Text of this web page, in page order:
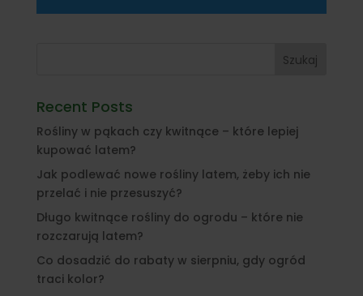
Szukaj
Recent Posts
Rośliny w pąkach czy kwitnące – które lepiej
kupować latem?
Jak podlewać nowe rośliny latem, żeby ich nie
przelać i nie przesuszyć?
Długo kwitnące rośliny do ogrodu – które nie
rozczarują latem?
Co dosadzić do rabaty w sierpniu, gdy ogród
traci kolor?